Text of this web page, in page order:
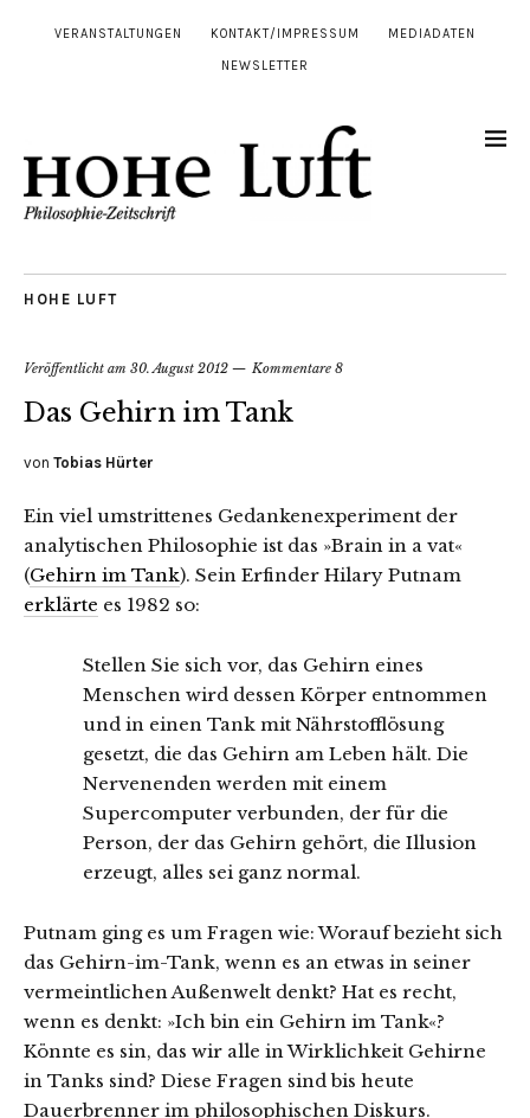
VERANSTALTUNGEN KONTAKT/IMPRESSUM MEDIADATEN
NEWSLETTER
HOHE LUFT
Veröffentlicht am 30. August 2012 Kommentare 8
Das Gehirn im Tank
von Tobias Hürter
Ein viel umstrittenes Gedankenexperiment der
analytischen Philosophie ist das »Brain in a vat«
(Gehirn im Tank). Sein Erfinder Hilary Putnam
erklärte es 1982 so:
Stellen Sie sich vor, das Gehirn eines
Menschen wird dessen Körper entnommen
und in einen Tank mit Nährstofflösung
gesetzt, die das Gehirn am Leben hält. Die
Nervenenden werden mit einem
Supercomputer verbunden, der für die
Person, der das Gehirn gehört, die Illusion
erzeugt, alles sei ganz normal.
Putnam ging es um Fragen wie: Worauf bezieht sich
das Gehirn-im-Tank, wenn es an etwas in seiner
vermeintlichen Außenwelt denkt? Hat es recht,
wenn es denkt: »Ich bin ein Gehirn im Tank«?
Könnte es sin, das wir alle in Wirklichkeit Gehirne
in Tanks sind? Diese Fragen sind bis heute
Dauerbrenner im philosophischen Diskurs.